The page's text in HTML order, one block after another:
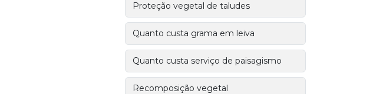
Proteção vegetal de taludes
Quanto custa grama em leiva
Quanto custa serviço de paisagismo
Recomposição vegetal